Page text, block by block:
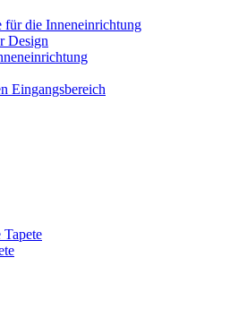
die Inneneinrichtung
Design
Eingangsbereich